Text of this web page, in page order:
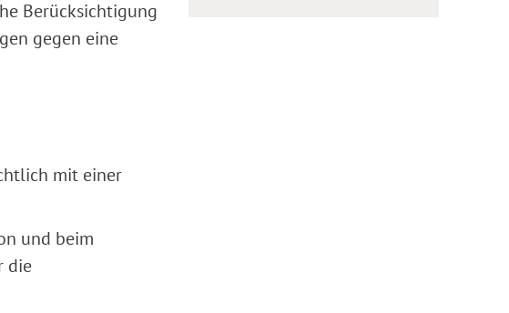
Berücksichtigung
gegen eine
mit einer
und beim
die